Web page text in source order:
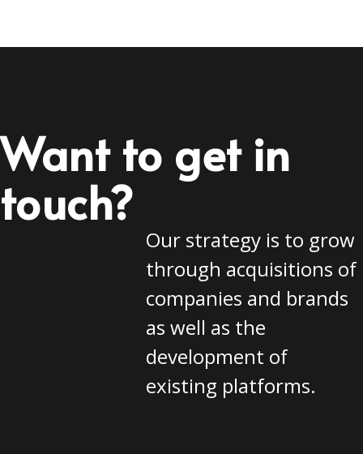
Want to get in
touch?
Our strategy is to grow
through acquisitions of
companies and brands
as well as the
development of
existing platforms.